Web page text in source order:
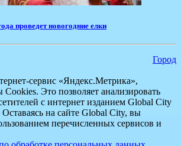
проведет новогодние елки
Город
сервис «Яндекс.Метрика»,
Это позволяет анализировать
с интернет изданием Global City
на сайте Global City, вы
перечисленных сервисов и